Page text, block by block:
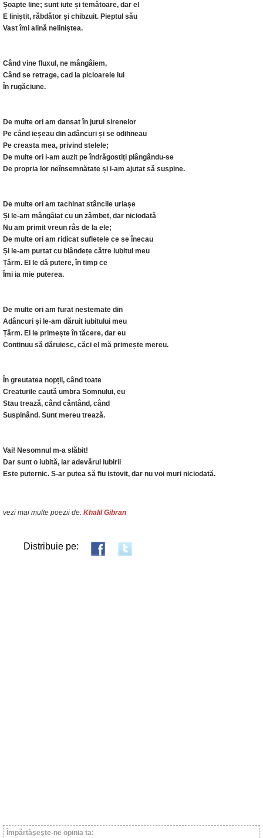
Șoapte line; sunt iute și temătoare, dar el
E liniștit, răbdător și chibzuit. Pieptul său
Vast îmi alină neliniștea.
Când vine fluxul, ne mângâiem,
Când se retrage, cad la picioarele lui
În rugăciune.
De multe ori am dansat în jurul sirenelor
Pe când ieșeau din adâncuri și se odihneau
Pe creasta mea, privind stelele;
De multe ori i-am auzit pe îndrăgostiți plângându-se
De propria lor neînsemnătate și i-am ajutat să suspine.
De multe ori am tachinat stâncile uriașe
Și le-am mângâiat cu un zâmbet, dar niciodată
Nu am primit vreun râs de la ele;
De multe ori am ridicat sufletele ce se înecau
Și le-am purtat cu blândețe către iubitul meu
Țărm. El le dă putere, în timp ce
Îmi ia mie puterea.
De multe ori am furat nestemate din
Adâncuri și le-am dăruit iubitului meu
Țărm. El le primește în tăcere, dar eu
Continuu să dăruiesc, căci el mă primește mereu.
În greutatea nopții, când toate
Creaturile caută umbra Somnului, eu
Stau trează, când cântând, când
Suspinând. Sunt mereu trează.
Vai! Nesomnul m-a slăbit!
Dar sunt o iubită, iar adevărul iubirii
Este puternic. S-ar putea să fiu istovit, dar nu voi muri niciodată.
vezi mai multe poezii de: Khalil Gibran
Distribuie pe:
Împărtăşeşte-ne opinia ta: